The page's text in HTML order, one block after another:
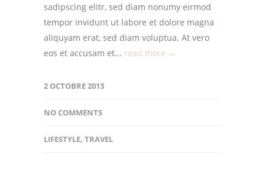
sadipscing elitr, sed diam nonumy eirmod
tempor invidunt ut labore et dolore magna
aliquyam erat, sed diam voluptua. At vero
eos et accusam et... read more →
2 OCTOBRE 2013
NO COMMENTS
LIFESTYLE, TRAVEL